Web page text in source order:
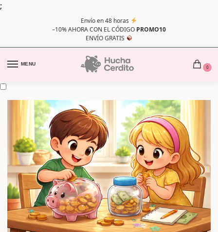
;
Envío en 48 horas
–10% AHORA CON EL CÓDIGO PROMO10
ENVÍO GRATIS
MENU
0